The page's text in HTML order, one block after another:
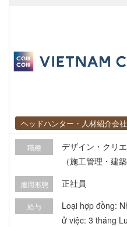
ヘッドハンター・人材紹介会社
職種
デザイン・クリ
（施工管理・建
雇用形態 正社員
給与
Loại hợp đồng: Nhân
ử việc: 3 tháng Lương: 210.000 yên/tháng～ Thư